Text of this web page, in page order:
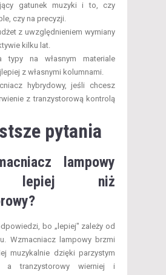
gatunek muzyki i to, czy
czy na precyzji.
z uwzględnieniem wymiany
kilku lat.
typy na własnym materiale
z własnymi kolumnami.
hybrydowy, jeśli chcesz
z tranzystorową kontrolą
pytania
lampowy
lepiej niż
bo „lepiej" zależy od
Wzmacniacz lampowy brzmi
muzykalnie dzięki parzystym
a tranzystorowy wierniej i